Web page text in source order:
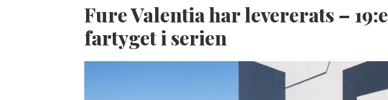
Fure Valentia har levererats – 19:e
fartyget i serien